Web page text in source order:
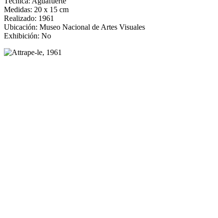
Medidas: 20 x 15 cm
Realizado: 1961
Ubicación: Museo Nacional de Artes Visuales
Exhibición: No